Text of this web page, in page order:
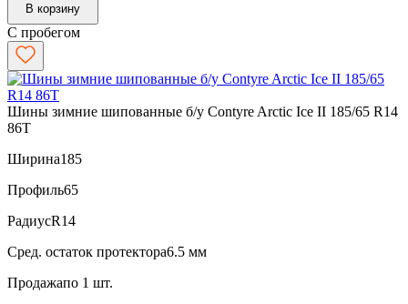
В корзину
С пробегом
Шины зимние шипованные б/у Contyre Arctic Ice II 185/65 R14
86T
Ширина185
Профиль65
РадиусR14
Сред. остаток протектора6.5 мм
Продажапо 1 шт.